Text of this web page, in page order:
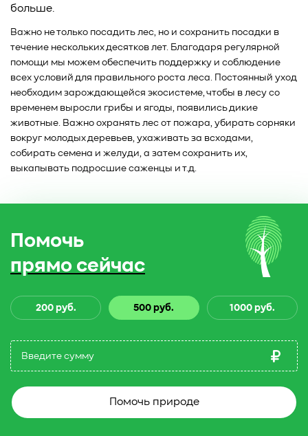
больше.
Важно не только посадить лес, но и сохранить посадки в
течение нескольких десятков лет. Благодаря регулярной
помощи мы можем обеспечить поддержку и соблюдение
всех условий для правильного роста леса. Постоянный уход
необходим зарождающейся экосистеме, чтобы в лесу со
временем выросли грибы и ягоды, появились дикие
животные. Важно охранять лес от пожара, убирать сорняки
вокруг молодых деревьев, ухаживать за всходами,
собирать семена и желуди, а затем сохранить их,
выкапывать подросшие саженцы и т.д.
Помочь
прямо сейчас
200 руб. 500 руб. 1000 руб.
Помочь природе